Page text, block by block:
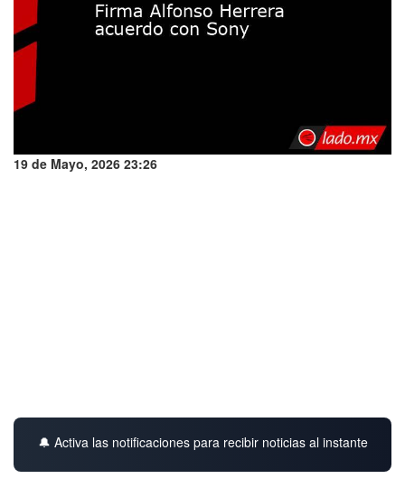
19 de Mayo, 2026 23:26
🔔 Activa las notificaciones para recibir noticias al instante